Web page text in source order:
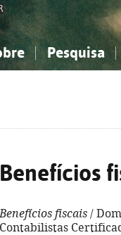
Pesquisa
Benefícios
Benefícios fiscais /
Contabilistas